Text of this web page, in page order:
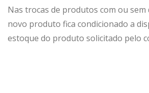
Nas trocas de produtos com ou
novo produto fica condicionado a
estoque do produto solicitado pelo